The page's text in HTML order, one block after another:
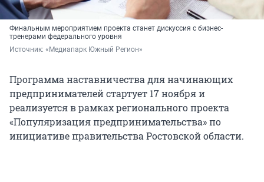
Финальным мероприятием проекта станет дискуссия с бизнес-
тренерами федерального уровня
Источник: «Медиапарк Южный Регион»
Программа наставничества для начинающих
предпринимателей стартует 17 ноября и
реализуется в рамках регионального проекта
«Популяризация предпринимательства» по
инициативе правительства Ростовской области.